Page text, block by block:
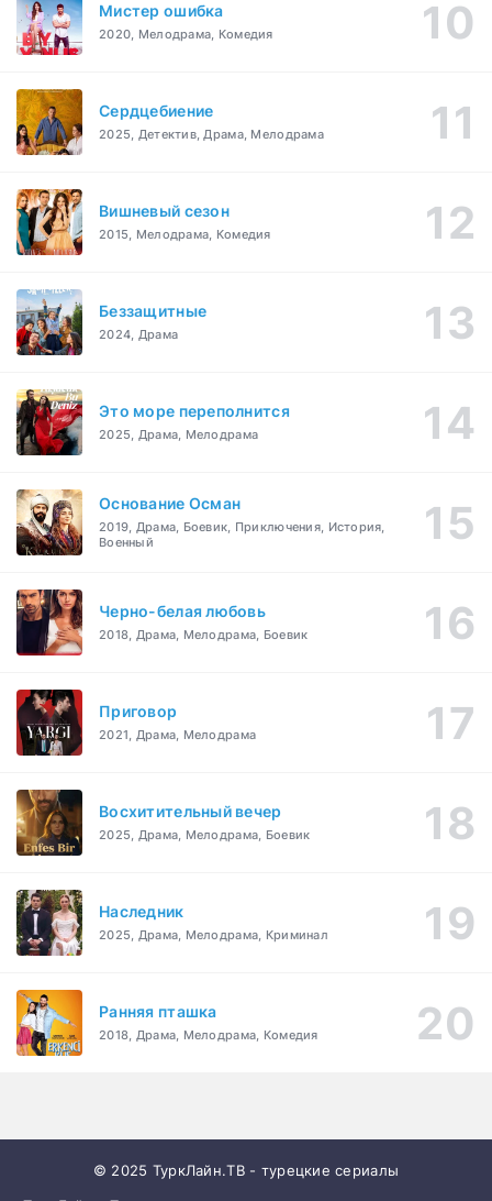
Мистер ошибка
2020, Мелодрама, Комедия
Сердцебиение
2025, Детектив, Драма, Мелодрама
Вишневый сезон
2015, Мелодрама, Комедия
Беззащитные
2024, Драма
Это море переполнится
2025, Драма, Мелодрама
Основание Осман
2019, Драма, Боевик, Приключения, История,
Военный
Черно-белая любовь
2018, Драма, Мелодрама, Боевик
Приговор
2021, Драма, Мелодрама
Восхитительный вечер
2025, Драма, Мелодрама, Боевик
Наследник
2025, Драма, Мелодрама, Криминал
Ранняя пташка
2018, Драма, Мелодрама, Комедия
© 2025 ТуркЛайн.ТВ - турецкие сериалы